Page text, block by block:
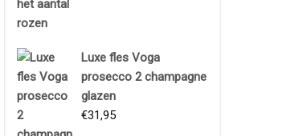
Luxe fles Voga
prosecco 2 champagne
glazen
€31,95